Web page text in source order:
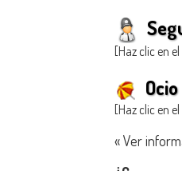
[Haz clic en
Ocio
[Haz clic en
« Ver